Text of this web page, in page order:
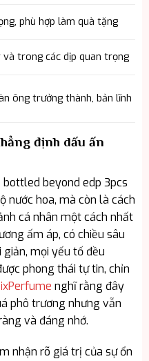
phù hợp làm quà tặng
và trong các dịp quan trọng
ông trưởng thành, bản lĩnh
định dấu ấn
bottled beyond edp 3pcs
nước hoa, mà còn là cách
cá nhân một cách nhất
ấm áp, có chiều sâu
mọi yếu tố đều
phong thái tự tin, chỉn
nghĩ rằng đây
phô trương nhưng vẫn
và đáng nhớ.
nhận rõ giá trị của sự ổn